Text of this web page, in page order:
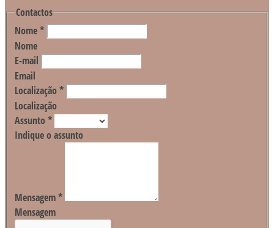
Contactos
Nome*
Nome
E-mail
Email
Localização*
Localização
Assunto*
Indique o assunto
Mensagem*
Mensagem